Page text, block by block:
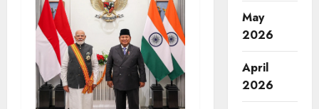
May
2026
April
2026